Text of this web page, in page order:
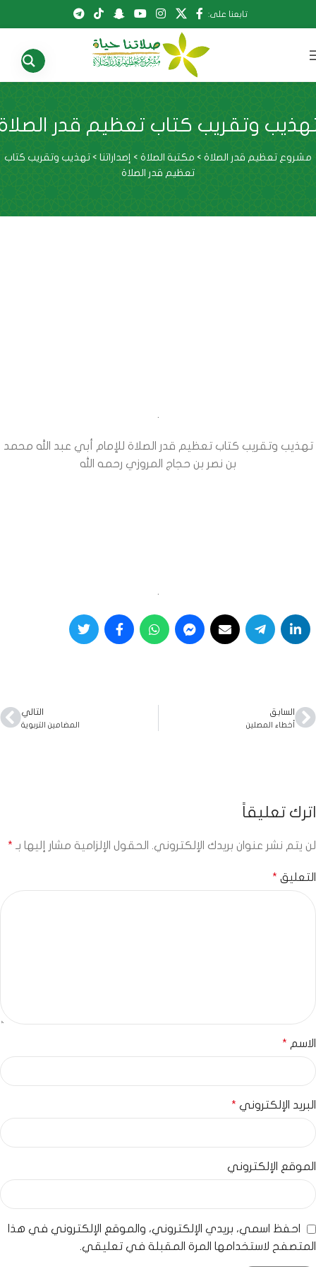
تابعنا على:
وتقريب كتاب تعظيم قدر
مشروع تعظيم قدر الصلاة > مكتبة الصلاة > إصداراتنا > تهذيب وتقريب كتاب
تعظيم قدر الصلاة
تهذيب وتقريب كتاب تعظيم قدر الصلاة للإمام أبي عبد الله محمد
بن نصر بن حجاج المروزي رحمه الله
السابق
أخطاء المصلين
التالي
المضامين التربوية
اترك تعليقاً
لن يتم نشر عنوان بريدك الإلكتروني. الحقول الإلزامية مشار إليها بـ *
التعليق *
الاسم *
البريد الإلكتروني *
الموقع الإلكتروني
احفظ اسمي، بريدي الإلكتروني، والموقع الإلكتروني في هذا
المتصفح لاستخدامها المرة المقبلة في تعليقي.